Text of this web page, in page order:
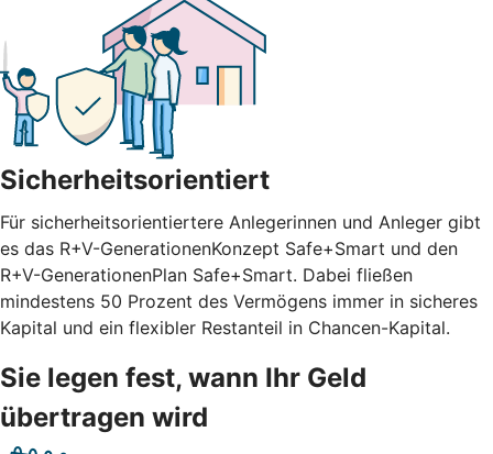
Sicherheitsorientiert
Für sicherheitsorientiertere Anlegerinnen und Anleger gibt
es das R+V-GenerationenKonzept Safe+Smart und den
R+V-GenerationenPlan Safe+Smart. Dabei fließen
mindestens 50 Prozent des Vermögens immer in sicheres
Kapital und ein flexibler Restanteil in Chancen-Kapital.
Sie legen fest, wann Ihr Geld
übertragen wird